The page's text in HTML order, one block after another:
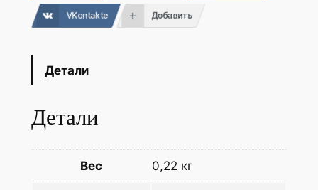
VKontakte Добавить
Детали
Детали
Вес 0,22 кг